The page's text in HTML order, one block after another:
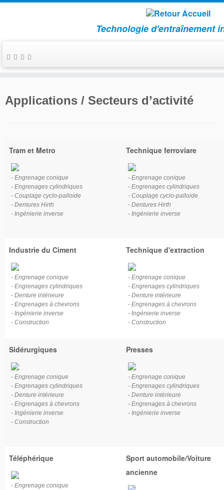
contenu
Technologie d'entraînement
Applications / Secteurs d’activité
Tram et Metro
- Engrenage conique
- Engrenages cylindriques
- Couplage cyclo-palloide
- Dentures Hirth
- Ingénierie inverse
Technique ferroviare
- Engrenage conique
- Engrenages cylindriques
- Couplage cyclo-palloide
- Dentures Hirth
- Ingénierie inverse
Industrie du Ciment
- Engrenage conique
- Engrenages cylindriques
- Denture intérieure
- Engrenages à chevrons
- Ingénierie inverse
- Construction
Technique d'extraction
- Engrenage conique
- Engrenages cylindriques
- Denture intérieure
- Engrenages à chevrons
- Ingénierie inverse
- Construction
Sidérurgiques
- Engrenage conique
- Engrenages cylindriques
- Denture intérieure
- Engrenages à chevrons
- Ingénierie inverse
- Construction
Presses
- Engrenage conique
- Engrenages cylindriques
- Denture intérieure
- Engrenages à chevrons
- Ingénierie inverse
Téléphérique
- Engrenage conique
Sport automobile/Voiture
ancienne